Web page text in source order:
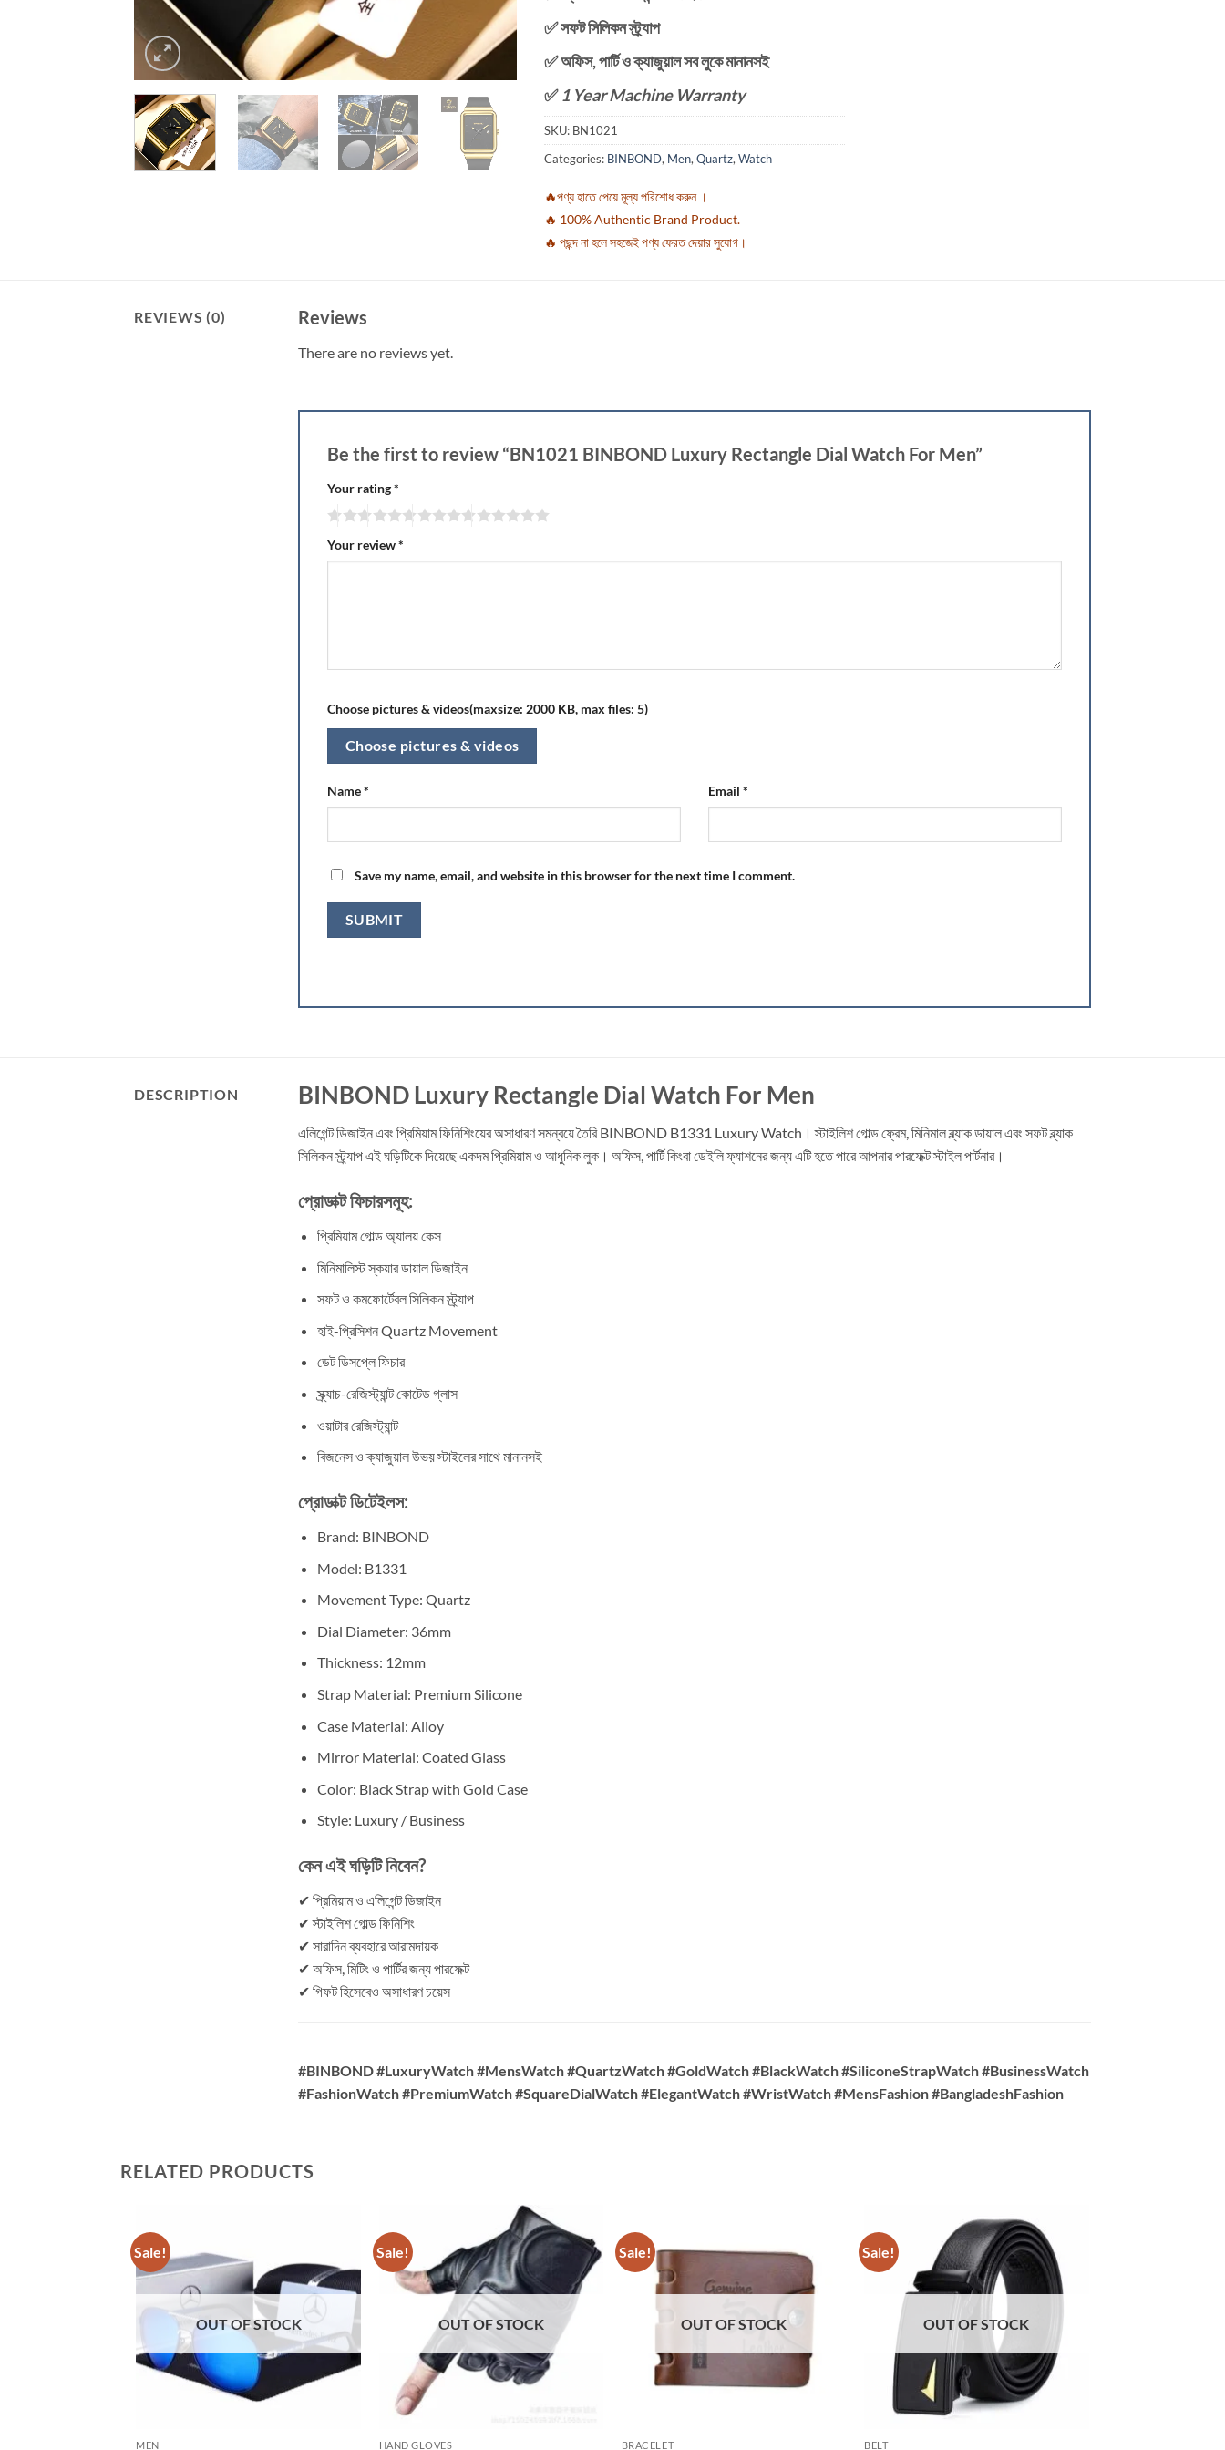
✅ সফট সিলিকন স্ট্র্যাপ
✅ অফিস, পার্টি ও ক্যাজুয়াল সব লুকে মানানসই
✅1 Year Machine Warranty
SKU: BN1021
Categories: BINBOND, Men,Quartz,Watch
🔥পণ্য হাতে পেয়ে মূল্য পরিশোধ করুন ।
🔥 100% Authentic Brand Product.
🔥 পছন্দ না হলে সহজেই পণ্য ফেরত দেয়ার সুযোগ।
REVIEWS (0) Reviews
There are no reviews yet.
Be the first to review “BN1021 BINBOND Luxury Rectangle Dial Watch For Men”
Your rating*
Your review*
Choose pictures & videos(maxsize: 2000 KB, max files: 5)
Choose pictures & videos
Name* Email *
Save my name, email, and website in this browser for the next time I comment.
DESCRIPTION BINBOND Luxury Rectangle Dial Watch For Men
এলিগেন্ট ডিজাইন এবং প্রিমিয়াম ফিনিশিংয়ের অসাধারণ সমন্বয়ে তৈরি BINBOND B1331 Luxury Watch। স্টাইলিশ গোল্ড ফ্রেম, মিনিমাল ব্ল্যাক ডায়াল এবং সফট ব্ল্যাক
সিলিকন স্ট্র্যাপ এই ঘড়িটিকে দিয়েছে একদম প্রিমিয়াম ও আধুনিক লুক। অফিস, পার্টি কিংবা ডেইলি ফ্যাশনের জন্য এটি হতে পারে আপনার পারফেক্ট স্টাইল পার্টনার।
প্রোডাক্ট ফিচারসমূহ:
প্রিমিয়াম গোল্ড অ্যালয় কেস
মিনিমালিস্ট স্কয়ার ডায়াল ডিজাইন
সফট ও কমফোর্টেবল সিলিকন স্ট্র্যাপ
হাই-প্রিসিশন Quartz Movement
ডেট ডিসপ্লে ফিচার
স্ক্র্যাচ-রেজিস্ট্যান্ট কোটেড গ্লাস
ওয়াটার রেজিস্ট্যান্ট
বিজনেস ও ক্যাজুয়াল উভয় স্টাইলের সাথে মানানসই
প্রোডাক্ট ডিটেইলস:
Brand: BINBOND
Model: B1331
Movement Type: Quartz
Dial Diameter: 36mm
Thickness: 12mm
Strap Material: Premium Silicone
Case Material: Alloy
Mirror Material: Coated Glass
Color: Black Strap with Gold Case
Style: Luxury / Business
কেন এই ঘড়িটি নিবেন?
✔ প্রিমিয়াম ও এলিগেন্ট ডিজাইন
✔ স্টাইলিশ গোল্ড ফিনিশিং
✔ সারাদিন ব্যবহারে আরামদায়ক
✔ অফিস, মিটিং ও পার্টির জন্য পারফেক্ট
✔ গিফট হিসেবেও অসাধারণ চয়েস
#BINBOND #LuxuryWatch #MensWatch #QuartzWatch #GoldWatch #BlackWatch #SiliconeStrapWatch #BusinessWatch
#FashionWatch #PremiumWatch #SquareDialWatch #ElegantWatch #WristWatch #MensFashion #BangladeshFashion
RELATED PRODUCTS
Sale!
OUT OF STOCK
MEN
Sale!
OUT OF STOCK
HAND GLOVES
Sale!
OUT OF STOCK
BRACELET
Sale!
OUT OF STOCK
BELT